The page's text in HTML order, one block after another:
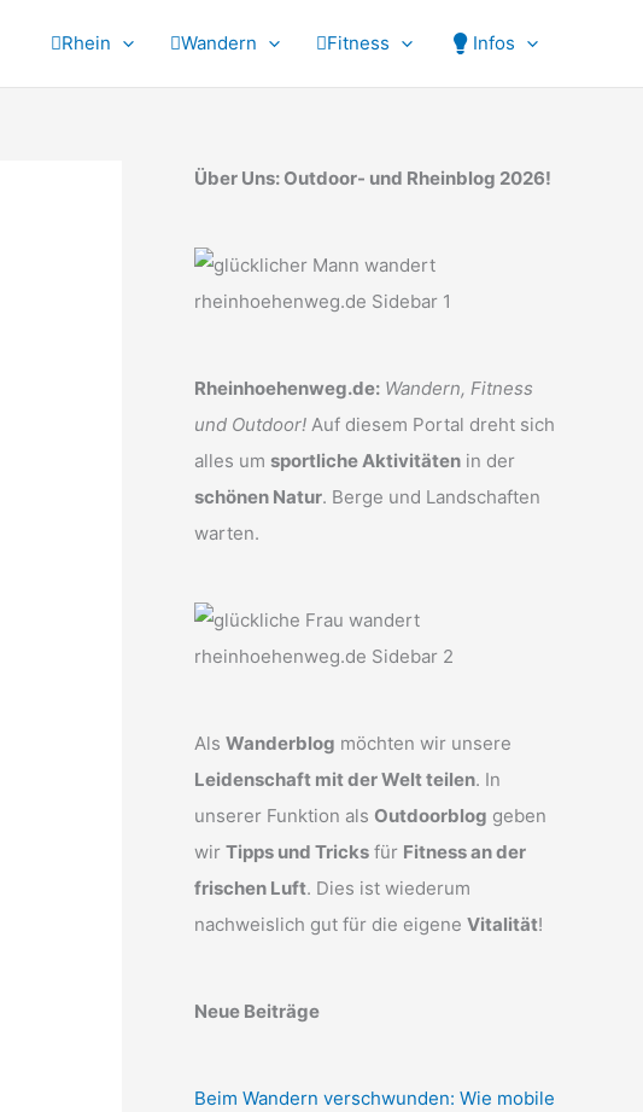
Rhein Wandern Fitness Infos
Über Uns: Outdoor- und Rheinblog 2026!
Rheinhoehenweg.de: Wandern, Fitness
und Outdoor! Auf diesem Portal dreht sich
alles um sportliche Aktivitäten in der
schönen Natur. Berge und Landschaften
warten.
Als Wanderblog möchten wir unsere
Leidenschaft mit der Welt teilen. In
unserer Funktion als Outdoorblog geben
wir Tipps und Tricks für Fitness an der
frischen Luft. Dies ist wiederum
nachweislich gut für die eigene Vitalität!
Neue Beiträge
Beim Wandern verschwunden: Wie mobile